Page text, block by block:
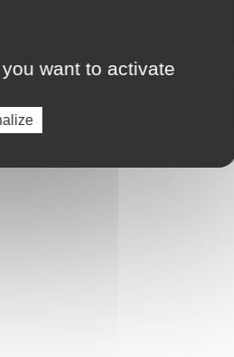
want to activate